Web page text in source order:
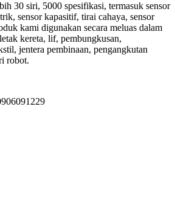
30 siri, 5000 spesifikasi, termasuk sensor
sensor kapasitif, tirai cahaya, sensor
kami digunakan secara meluas dalam
kereta, lif, pembungkusan,
jentera pembinaan, pengangkutan
robot.